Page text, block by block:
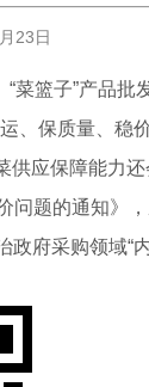
23日
菜篮子”产品批
、保质量、稳
应保障能力还
题的通知》，
府采购领域“